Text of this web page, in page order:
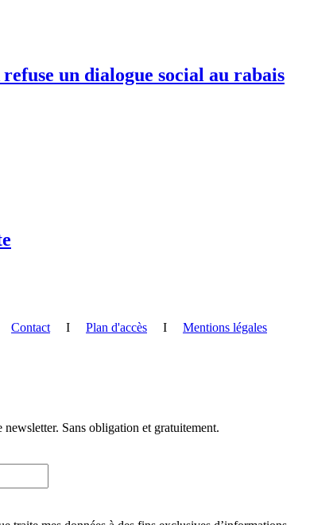
un dialogue social au rabais
Contact I Plan d'accès I Mentions légales
Sans obligation et gratuitement.